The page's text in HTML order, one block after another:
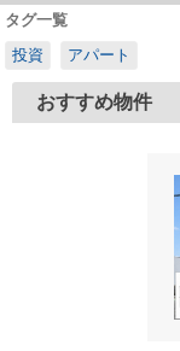
タグ一覧
投資
アパート
おすすめ物件